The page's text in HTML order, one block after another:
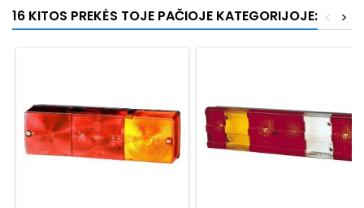
16 KITOS PREKĖS TOJE PAČIOJE KATEGORIJOJE: >
<